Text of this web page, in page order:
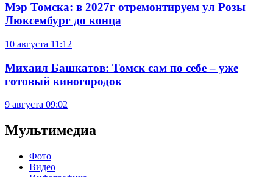
Мэр Томска: в 2027г отремонтируем ул Розы
Люксембург до конца
10 августа 11:12
Михаил Башкатов: Томск сам по себе – уже
готовый киногородок
9 августа 09:02
Мультимедиа
Фото
Видео